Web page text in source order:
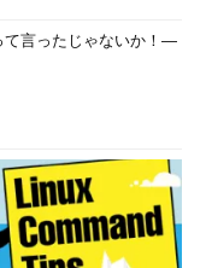
て言ったじゃないか！―